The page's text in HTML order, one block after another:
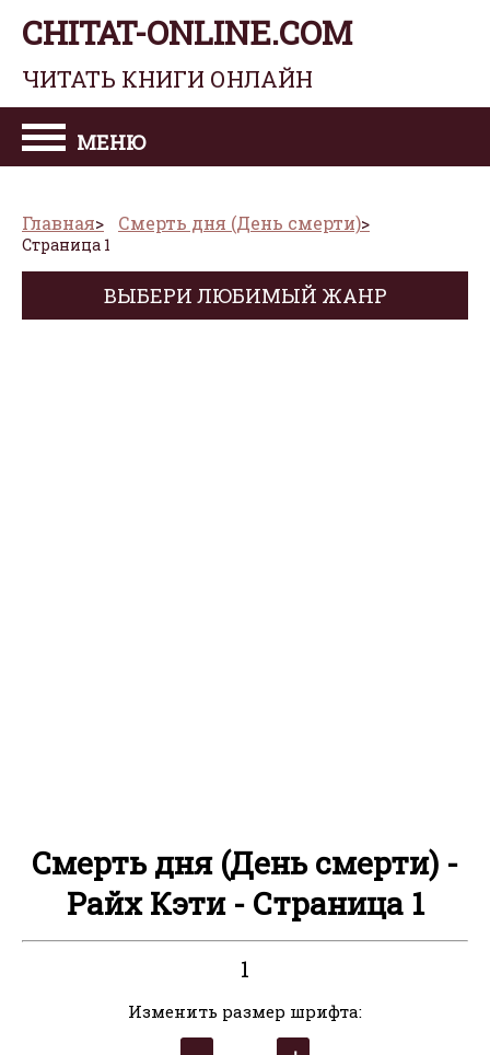
CHITAT-ONLINE.COM
ЧИТАТЬ КНИГИ ОНЛАЙН
МЕНЮ
Главная Смерть дня (День смерти)
Страница 1
ВЫБЕРИ ЛЮБИМЫЙ ЖАНР
Смерть дня (День смерти) -
Райх Кэти - Страница 1
1
Изменить размер шрифта: